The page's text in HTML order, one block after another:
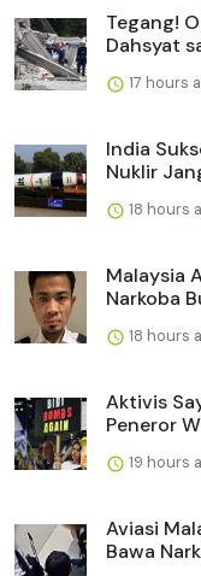
Tegang!
Dahsyat
17 hours
India
Nuklir
18 hours
Malaysia
Narkoba
18 hours
Aktivis
Peneror
19 hours
Aviasi
Bawa